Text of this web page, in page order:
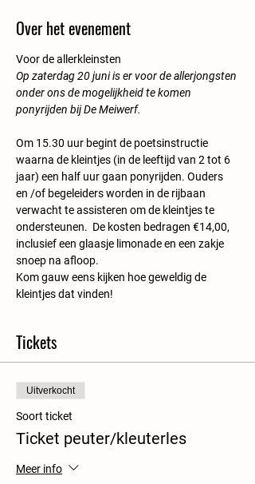
Over het evenement
Voor de allerkleinsten
Op zaterdag 20 juni is er voor de allerjongsten
onder ons de mogelijkheid te komen
ponyrijden bij De Meiwerf.
Om 15.30 uur begint de poetsinstructie
waarna de kleintjes (in de leeftijd van 2 tot 6
jaar) een half uur gaan ponyrijden. Ouders
en /of begeleiders worden in de rijbaan
verwacht te assisteren om de kleintjes te
ondersteunen.  De kosten bedragen €14,00,
inclusief een glaasje limonade en een zakje
snoep na afloop.
Kom gauw eens kijken hoe geweldig de
kleintjes dat vinden!
Tickets
Uitverkocht
Soort ticket
Ticket peuter/kleuterles
Meer info